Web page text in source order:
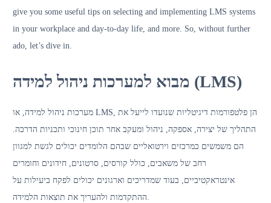
give you some useful tips on selecting and implementing LMS systems
in your workplace and day-to-day life, and more. So, without further
ado, let’s dive in.
מבוא למערכות ניהול למידה (LMS)
מערכות ניהול למידה, או LMS, הן פלטפורמות דיגיטליות שנועדו לייעל את
התהליך של יצירה, אספקה, ניהול ומעקב אחר תוכן חינוכי ותכניות הדרכה.
הם משמשים כמרכזים וירטואליים שבהם הלומדים יכולים לגשת למגוון
רחב של משאבים, כולל קורסים, סרטונים, חידונים וחומרים
אינטראקטיביים, בעוד שמדריכים וארגונים יכולים לפקח ביעילות על
ההתקדמות ולהעריך את תוצאות הלמידה.